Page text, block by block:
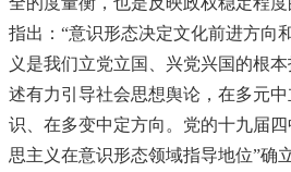
指出：“意识形态决定文化前进方向
义是我们立党立国、兴党兴国的根
述有力引导社会思想舆论，在多元
识、在多变中定方向。党的十九届
思主义在意识形态领域指导地位”确